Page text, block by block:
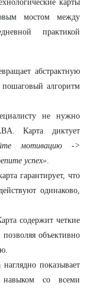
карты
мостом между
практикой
абстрактную
пошаговый алгоритм
не нужно
Карта диктует
мотивацию ->
успех».
гарантирует, что
одинаково,
содержит четкие
объективно
показывает
навыком со всеми